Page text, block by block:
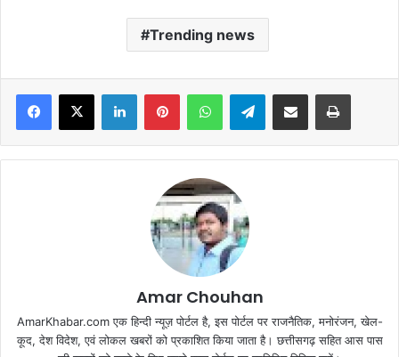
Trending news
Facebook
X LinkedInPinterestWhatsAppTelegramShare via Email Print
Amar Chouhan
AmarKhabar.com एक हिन्दी न्यूज़ पोर्टल है, इस पोर्टल पर राजनैतिक, मनोरंजन, खेल-
कूद, देश विदेश, एवं लोकल खबरों को प्रकाशित किया जाता है। छत्तीसगढ़ सहित आस पास